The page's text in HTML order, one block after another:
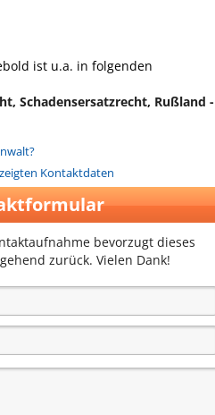
ist u.a. in folgenden
Schadensersatzrecht, Rußland -
Kontaktdaten
bevorzugt dieses
zurück. Vielen Dank!